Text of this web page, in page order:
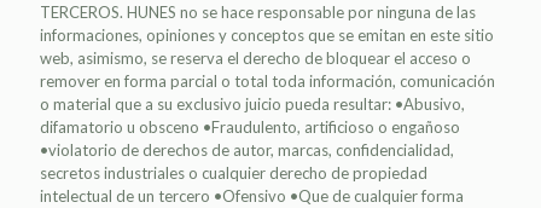
TERCEROS. HUNES no se hace responsable por ninguna de las
informaciones, opiniones y conceptos que se emitan en este sitio
web, asimismo, se reserva el derecho de bloquear el acceso o
remover en forma parcial o total toda información, comunicación
o material que a su exclusivo juicio pueda resultar: •Abusivo,
difamatorio u obsceno •Fraudulento, artificioso o engañoso
•violatorio de derechos de autor, marcas, confidencialidad,
secretos industriales o cualquier derecho de propiedad
intelectual de un tercero •Ofensivo •Que de cualquier forma